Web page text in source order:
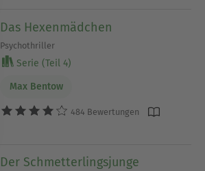
Das Hexenmädchen
Psychothriller
Serie (Teil 4)
Max Bentow
484 Bewertungen
Der Schmetterlingsjunge